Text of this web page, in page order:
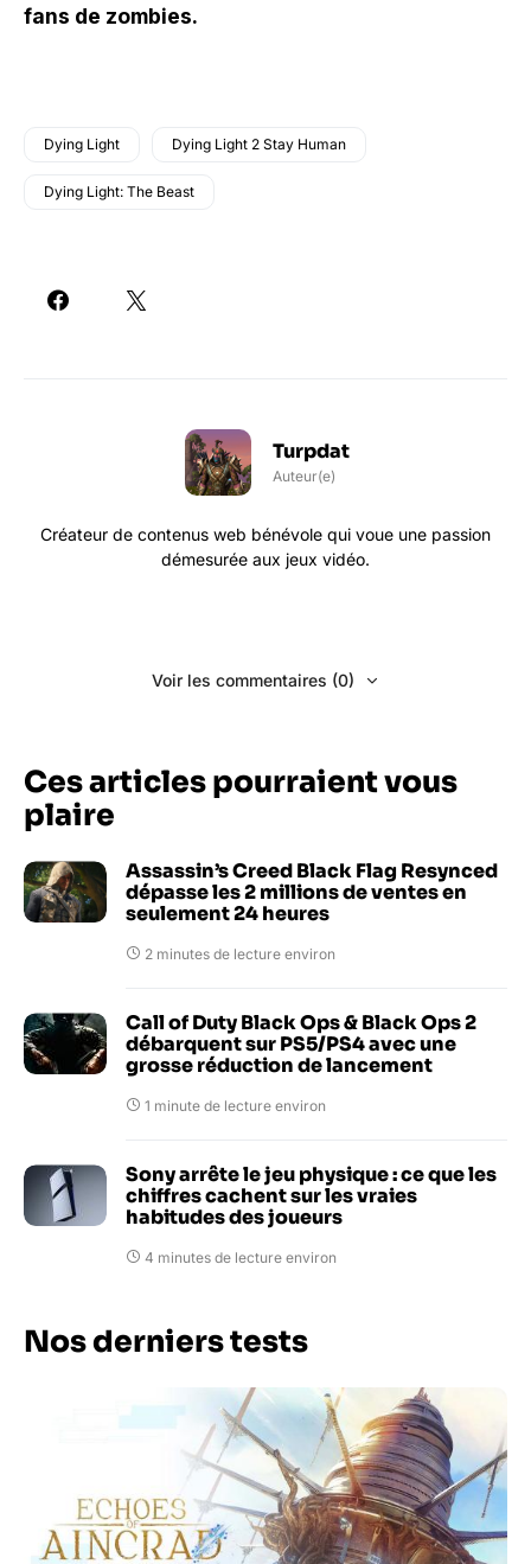
fans de zombies.
Dying Light Dying Light 2 Stay Human
Dying Light: The Beast
Turpdat
Auteur(e)
Créateur de contenus web bénévole qui voue une passion
démesurée aux jeux vidéo.
Voir les commentaires (0)
Ces articles pourraient vous
plaire
Assassin’s Creed Black Flag Resynced
dépasse les 2 millions de ventes en
seulement 24 heures
2 minutes de lecture environ
Call of Duty Black Ops & Black Ops 2
débarquent sur PS5/PS4 avec une
grosse réduction de lancement
1 minute de lecture environ
Sony arrête le jeu physique : ce que les
chiffres cachent sur les vraies
habitudes des joueurs
4 minutes de lecture environ
Nos derniers tests